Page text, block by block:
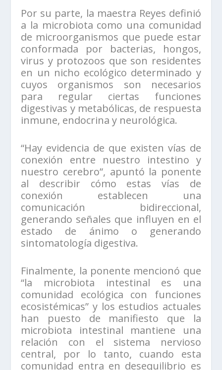
Por su parte, la maestra Reyes definió
a la microbiota como una comunidad
de microorganismos que puede estar
conformada por bacterias, hongos,
virus y protozoos que son residentes
en un nicho ecológico determinado y
cuyos organismos son necesarios
para regular ciertas funciones
digestivas y metabólicas, de respuesta
inmune, endocrina y neurológica.
“Hay evidencia de que existen vías de
conexión entre nuestro intestino y
nuestro cerebro”, apuntó la ponente
al describir cómo estas vías de
conexión establecen una
comunicación bidireccional,
generando señales que influyen en el
estado de ánimo o generando
sintomatología digestiva.
Finalmente, la ponente mencionó que
“la microbiota intestinal es una
comunidad ecológica con funciones
ecosistémicas” y los estudios actuales
han puesto de manifiesto que la
microbiota intestinal mantiene una
relación con el sistema nervioso
central, por lo tanto, cuando esta
comunidad entra en desequilibrio es